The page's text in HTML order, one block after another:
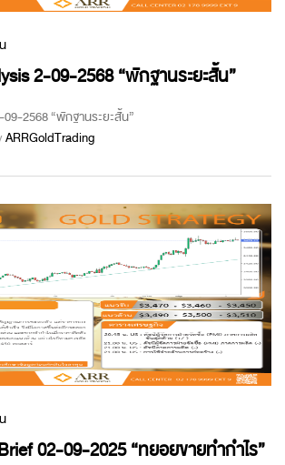
2-09-2568 “พักฐานระยะสั้น”
2568 “พักฐานระยะสั้น”
ARRGoldTrading
02-09-2025 “ทยอยขายทำกำไร”